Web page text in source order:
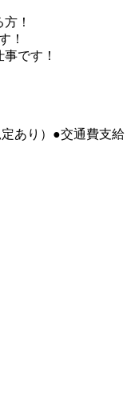
！
！
です！
あり）●交通費支給